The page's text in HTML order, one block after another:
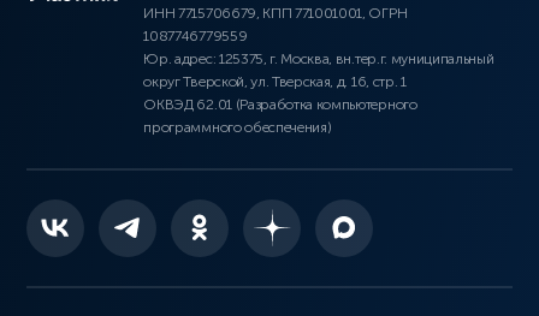
ИНН 7715706679, КПП 771001001, ОГРН
1087746779559
Юр. адрес: 125375, г. Москва, вн.тер.г. муниципальный
округ Тверской, ул. Тверская, д. 16, стр. 1
ОКВЭД 62.01 (Разработка компьютерного
программного обеспечения)